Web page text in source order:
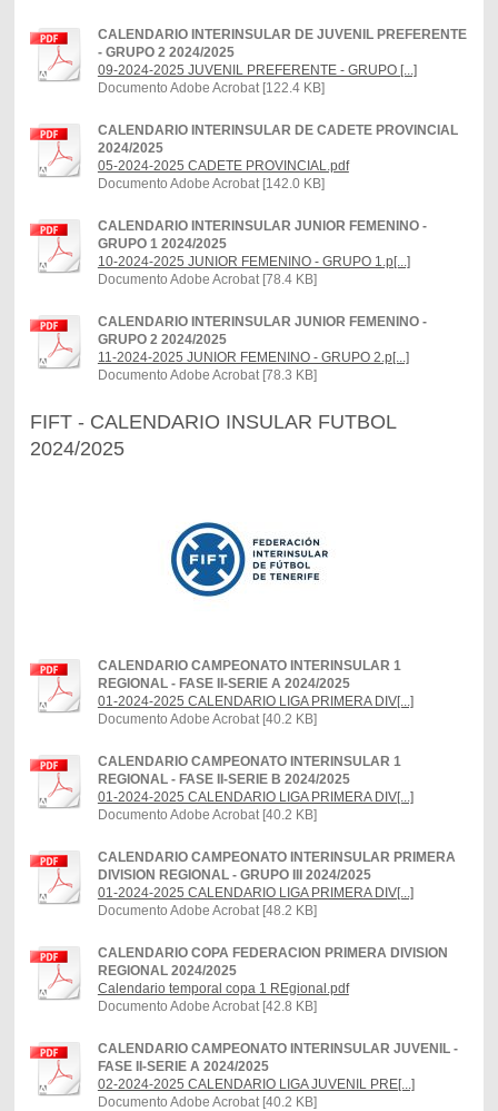
CALENDARIO INTERINSULAR DE JUVENIL PREFERENTE
- GRUPO 2 2024/2025
09-2024-2025 JUVENIL PREFERENTE - GRUPO [...]
Documento Adobe Acrobat [122.4 KB]
CALENDARIO INTERINSULAR DE CADETE PROVINCIAL
2024/2025
05-2024-2025 CADETE PROVINCIAL.pdf
Documento Adobe Acrobat [142.0 KB]
CALENDARIO INTERINSULAR JUNIOR FEMENINO -
GRUPO 1 2024/2025
10-2024-2025 JUNIOR FEMENINO - GRUPO 1.p[...]
Documento Adobe Acrobat [78.4 KB]
CALENDARIO INTERINSULAR JUNIOR FEMENINO -
GRUPO 2 2024/2025
11-2024-2025 JUNIOR FEMENINO - GRUPO 2.p[...]
Documento Adobe Acrobat [78.3 KB]
FIFT - CALENDARIO INSULAR FUTBOL
2024/2025
CALENDARIO CAMPEONATO INTERINSULAR 1
REGIONAL - FASE II-SERIE A 2024/2025
01-2024-2025 CALENDARIO LIGA PRIMERA DIV[...]
Documento Adobe Acrobat [40.2 KB]
CALENDARIO CAMPEONATO INTERINSULAR 1
REGIONAL - FASE II-SERIE B 2024/2025
01-2024-2025 CALENDARIO LIGA PRIMERA DIV[...]
Documento Adobe Acrobat [40.2 KB]
CALENDARIO CAMPEONATO INTERINSULAR PRIMERA
DIVISION REGIONAL - GRUPO III 2024/2025
01-2024-2025 CALENDARIO LIGA PRIMERA DIV[...]
Documento Adobe Acrobat [48.2 KB]
CALENDARIO COPA FEDERACION PRIMERA DIVISION
REGIONAL 2024/2025
Calendario temporal copa 1 REgional.pdf
Documento Adobe Acrobat [42.8 KB]
CALENDARIO CAMPEONATO INTERINSULAR JUVENIL -
FASE II-SERIE A 2024/2025
02-2024-2025 CALENDARIO LIGA JUVENIL PRE[...]
Documento Adobe Acrobat [40.2 KB]